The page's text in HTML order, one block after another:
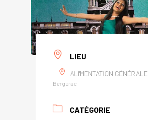
LIEU
ALI'MENTATION GÉNÉRALE
Bergerac
CATÉGORIE